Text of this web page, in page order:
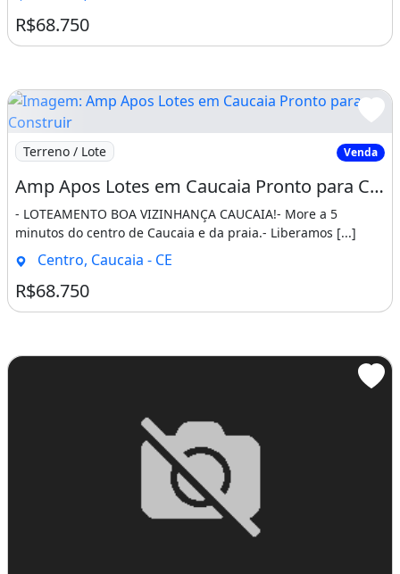
R$68.750
Imagem: Amp Apos Lotes em Caucaia Pronto para
Terreno / Lote Venda
Amp Apos Lotes em Caucaia Pronto para Construir Pertinho do Centro e da Praia. Mateus
- LOTEAMENTO BOA VIZINHANÇA CAUCAIA!- More a 5
minutos do centro de Caucaia e da praia.- Liberamos [...]
Centro, Caucaia - CE
R$68.750